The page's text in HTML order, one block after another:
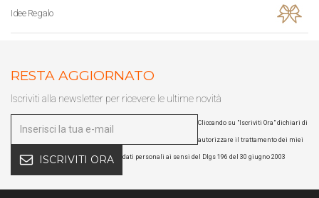
Idee Regalo
RESTA AGGIORNATO
Iscriviti alla newsletter per ricevere le ultime novità
ISCRIVITI ORA
Cliccando su "Iscriviti Ora" dichiari di
autorizzare il trattamento dei miei
dati personali ai sensi del Dlgs 196 del 30 giugno 2003